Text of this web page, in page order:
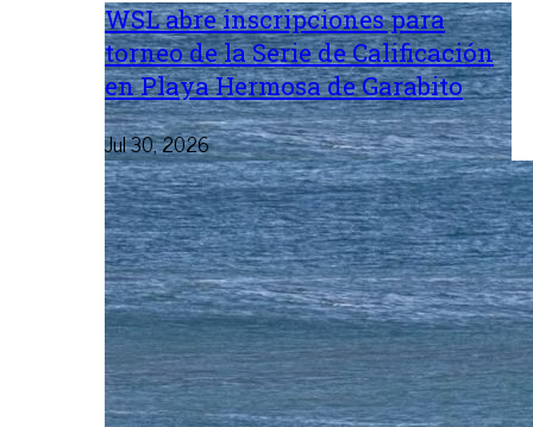
WSL abre inscripciones para
torneo de la Serie de Calificación
en Playa Hermosa de Garabito
Jul 30, 2026